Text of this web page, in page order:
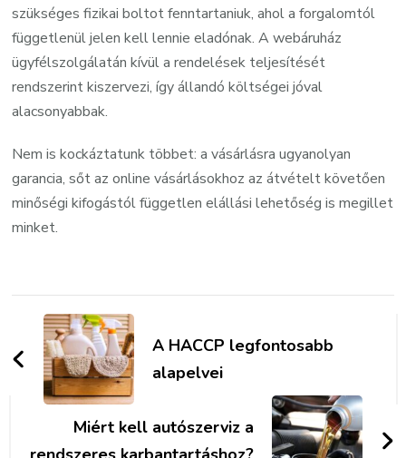
szükséges fizikai boltot fenntartaniuk, ahol a forgalomtól
függetlenül jelen kell lennie eladónak. A webáruház
ügyfélszolgálatán kívül a rendelések teljesítését
rendszerint kiszervezi, így állandó költségei jóval
alacsonyabbak.
Nem is kockáztatunk többet: a vásárlásra ugyanolyan
garancia, sőt az online vásárlásokhoz az átvételt követően
minőségi kifogástól független elállási lehetőség is megillet
minket.
Bejegyzések
navigációjaA HACCP legfontosabb
alapelvei
Miért kell autószerviz a